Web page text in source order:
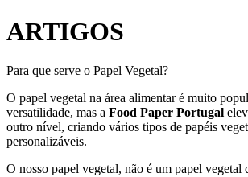
ARTIGOS
Para que serve o Papel Vegetal?
O papel vegetal na área alimentar é muito
versatilidade, mas a Food Paper Portugal
outro nível, criando vários tipos de papéis
personalizáveis.
O nosso papel vegetal, não é um papel vegetal